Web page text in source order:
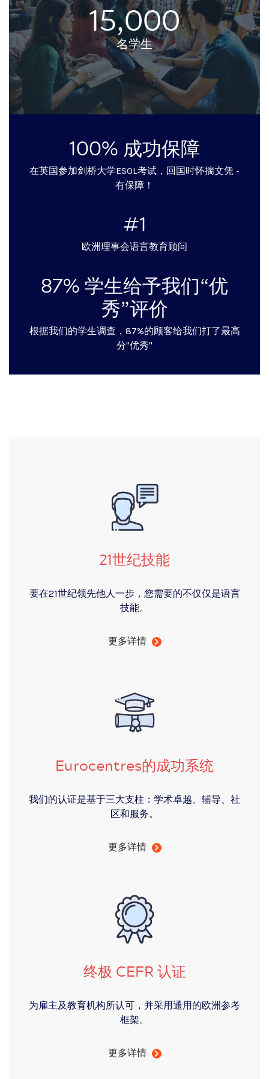
15,000
名学生
100% 成功保障
在英国参加剑桥大学ESOL考试，回国时怀揣文凭 -
有保障！
#1
欧洲理事会语言教育顾问
87% 学生给予我们“优
秀”评价
根据我们的学生调查，87%的顾客给我们打了最高
分"优秀"
21世纪技能
要在21世纪领先他人一步，您需要的不仅仅是语言
技能。
更多详情
Eurocentres的成功系统
我们的认证是基于三大支柱：学术卓越、辅导、社
区和服务。
更多详情
终极 CEFR 认证
为雇主及教育机构所认可，并采用通用的欧洲参考
框架。
更多详情